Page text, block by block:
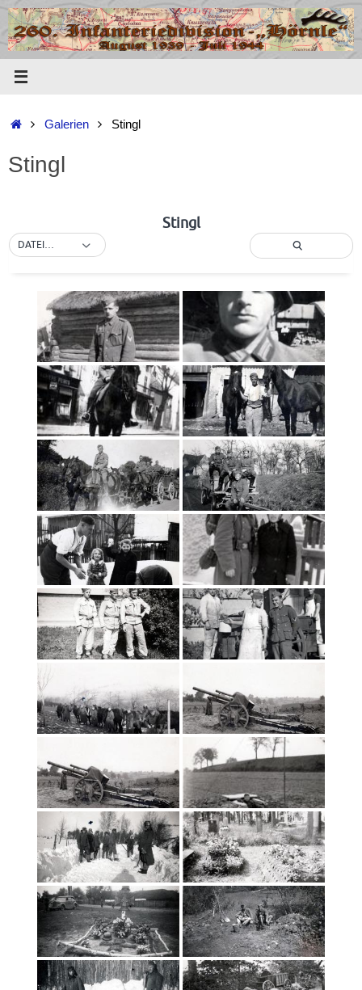
Zum
Inhalt
springen
StartGalerien Stingl
Stingl
Stingl
DATEINAME